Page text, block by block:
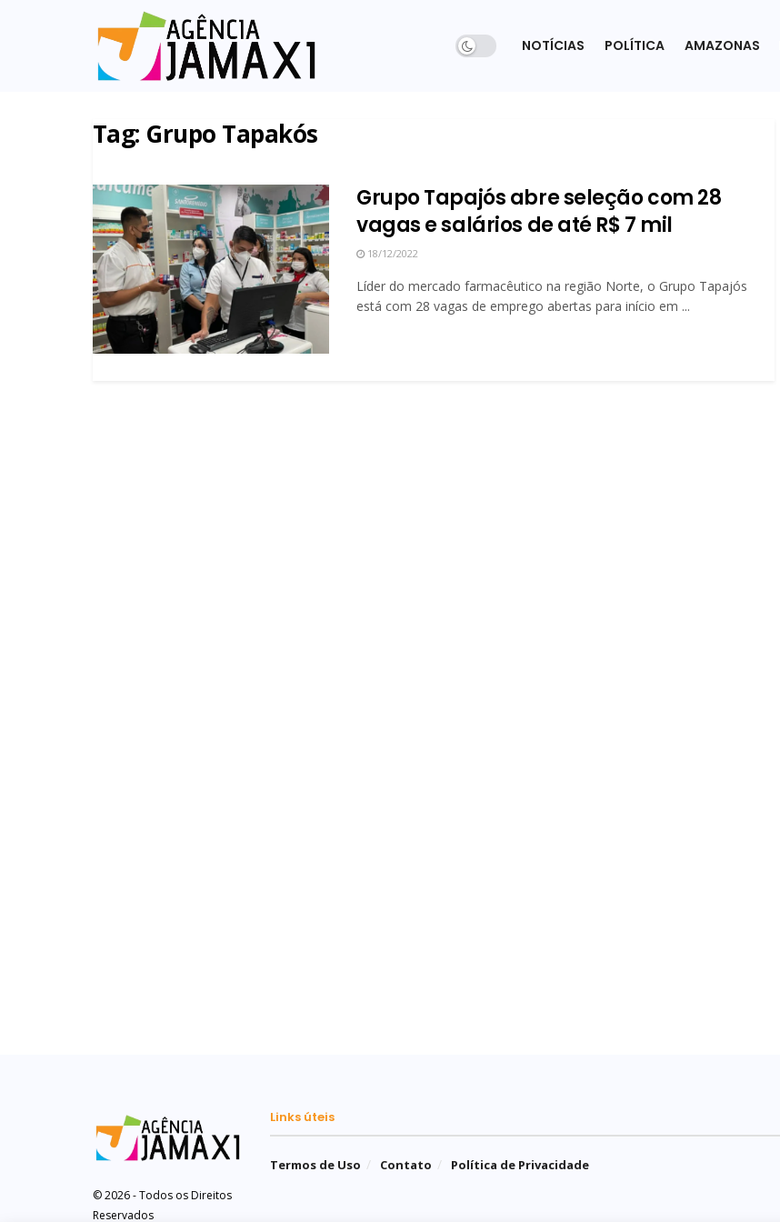
NOTÍCIAS POLÍTICA AMAZONAS
Tag: Grupo Tapakós
Grupo Tapajós abre seleção com 28
vagas e salários de até R$ 7 mil
18/12/2022
Líder do mercado farmacêutico na região Norte, o Grupo Tapajós
está com 28 vagas de emprego abertas para início em ...
© 2026 - Todos os Direitos
Reservados
Links úteis
Termos de Uso Contato Política de Privacidade